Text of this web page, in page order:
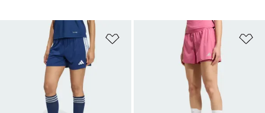
Añadir a la lista de deseos